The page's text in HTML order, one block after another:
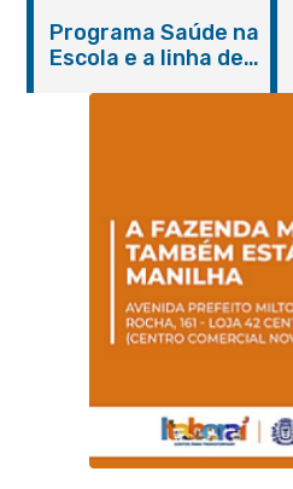
serviços gratuitos e
orientações
Programa Saúde na
Escola e a linha de
Magalhães Seabra